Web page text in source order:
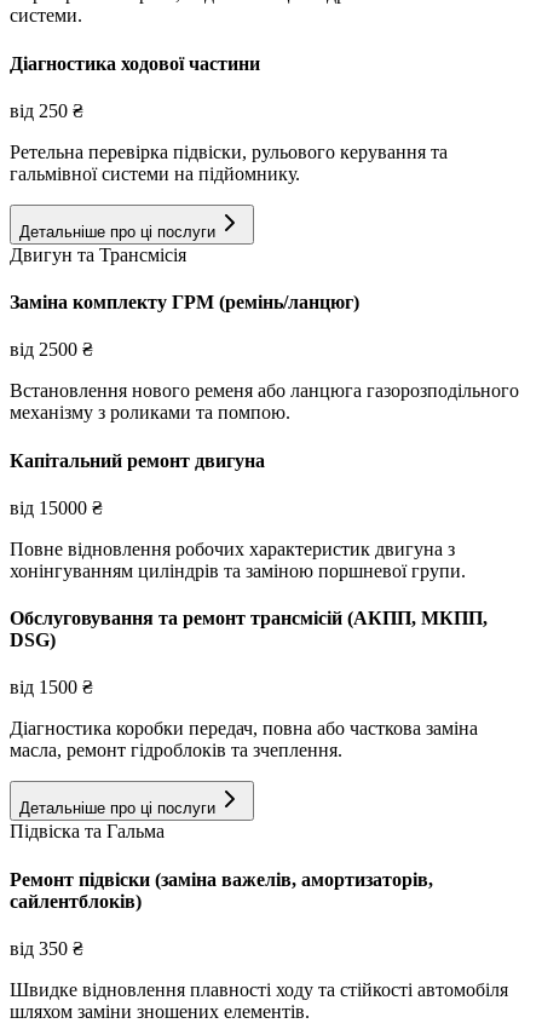
системи.
Діагностика ходової частини
від 250 ₴
Ретельна перевірка підвіски, рульового керування та
гальмівної системи на підйомнику.
Детальніше про ці послуги
Двигун та Трансмісія
Заміна комплекту ГРМ (ремінь/ланцюг)
від 2500 ₴
Встановлення нового ременя або ланцюга газорозподільного
механізму з роликами та помпою.
Капітальний ремонт двигуна
від 15000 ₴
Повне відновлення робочих характеристик двигуна з
хонінгуванням циліндрів та заміною поршневої групи.
Обслуговування та ремонт трансмісій (АКПП, МКПП,
DSG)
від 1500 ₴
Діагностика коробки передач, повна або часткова заміна
масла, ремонт гідроблоків та зчеплення.
Детальніше про ці послуги
Підвіска та Гальма
Ремонт підвіски (заміна важелів, амортизаторів,
сайлентблоків)
від 350 ₴
Швидке відновлення плавності ходу та стійкості автомобіля
шляхом заміни зношених елементів.